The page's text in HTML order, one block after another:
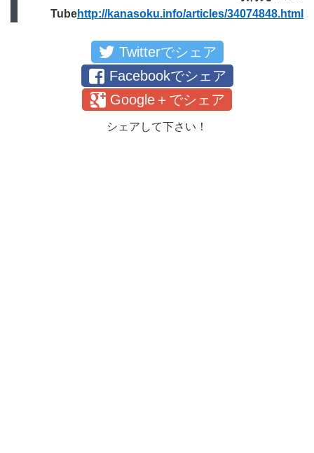
Tubehttp://kanasoku.info/articles/34074848.html
Twitterでシェア
Facebookでシェア
Google＋でシェア
シェアして下さい！